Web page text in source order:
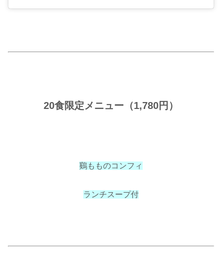
20食限定メニュー（1,780円）
鷄もものコンフィ
ランチスープ付